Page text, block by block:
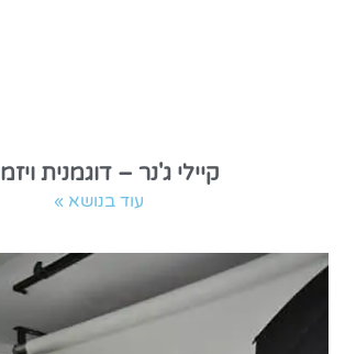
קיילי ג'נר – דוגמנית
עוד בנושא »